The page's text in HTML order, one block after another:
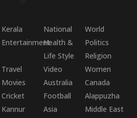
Kerala National
World
EntertainmentHealth &
Life Style
Politics
Religion
Travel Video
Women
Movies Australia
Canada
Cricket Football
Alappuzha
Kannur Asia
Middle East